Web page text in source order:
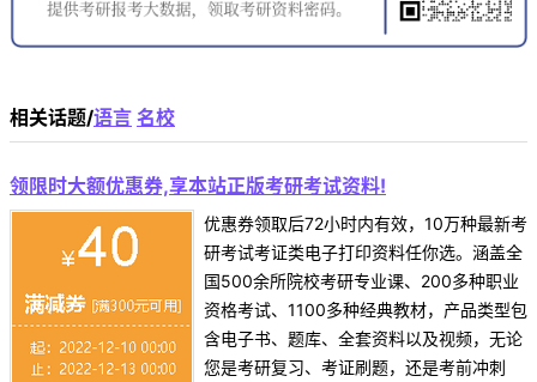
相关话题/语言 名校
领限时大额优惠券,享本站正版考研考试资料!
优惠券领取后72小时内有效，10万种最新考
研考试考证类电子打印资料任你选。涵盖全
国500余所院校考研专业课、200多种职业
资格考试、1100多种经典教材，产品类型包
含电子书、题库、全套资料以及视频，无论
您是考研复习、考证刷题，还是考前冲刺